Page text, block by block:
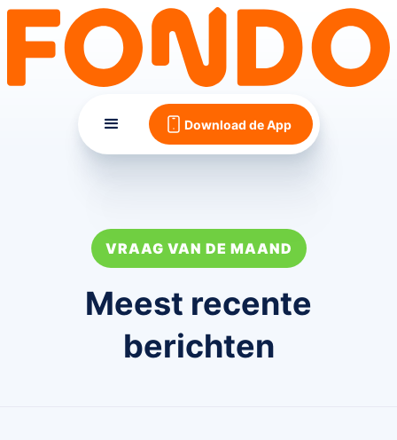
Download de App
VRAAG VAN DE MAAND
Meest recente
berichten